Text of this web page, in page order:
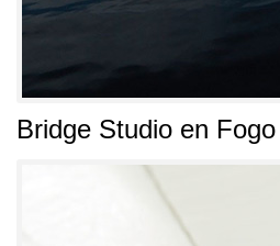
Bridge Studio en